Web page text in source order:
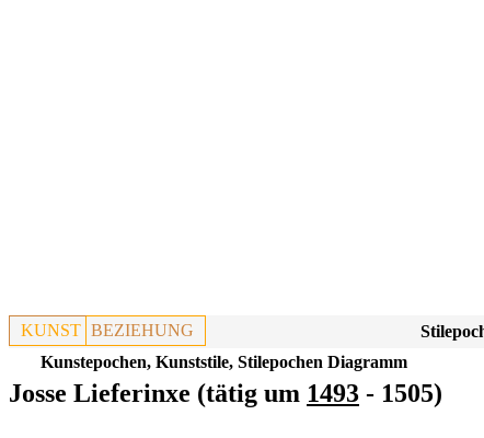
KUNST BEZIEHUNG
Kunstepochen, Kunststile, Stilepochen Diagramm
Josse Lieferinxe (tätig um 1493 - 1505)